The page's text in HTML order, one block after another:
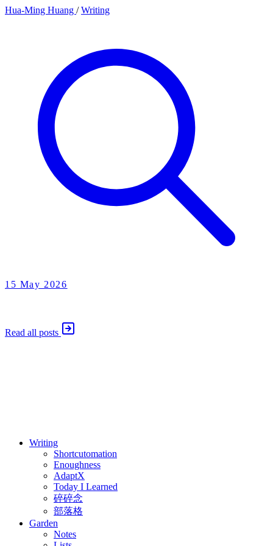
Hua-Ming Huang / Writing
15 May 2026
Read all posts
Writing
Shortcutomation
Enoughness
AdaptX
Today I Learned
碎碎念
部落格
Garden
Notes